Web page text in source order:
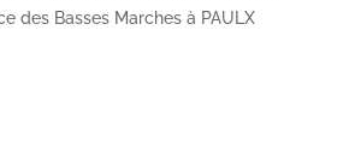
des Basses Marches à PAULX